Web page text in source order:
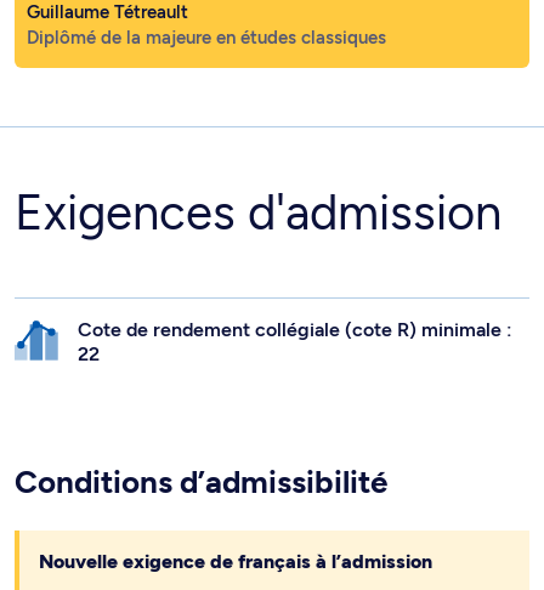
Guillaume Tétreault
Diplômé de la majeure en études classiques
Exigences d'admission
Cote de rendement collégiale (cote R) minimale :
22
Conditions d’admissibilité
Nouvelle exigence de français à l’admission